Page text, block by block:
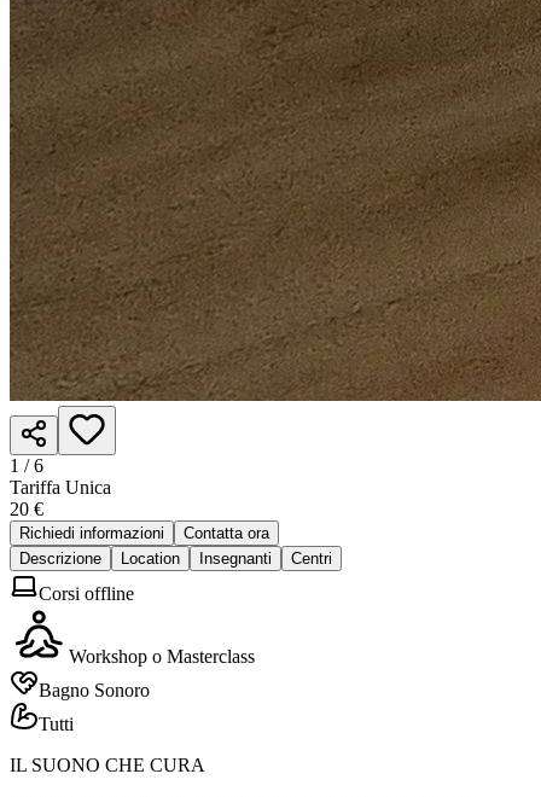
1 /6
Tariffa Unica
20 €
Richiedi informazioni
Contatta ora
Descrizione
Location Insegnanti Centri
Corsi offline
Workshop o Masterclass
Bagno Sonoro
Tutti
IL SUONO CHE CURA